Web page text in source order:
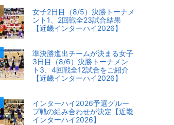
女子2日目（8/5）決勝トーナメ
ント1、2回戦全23試合結果
【近畿インターハイ2026】
準決勝進出チームが決まる女子
3日目（8/6）決勝トーナメン
ト3、4回戦全12試合をご紹介
【近畿インターハイ2026】
インターハイ2026予選グルー
プ戦の組み合わせが決定【近畿
インターハイ2026】